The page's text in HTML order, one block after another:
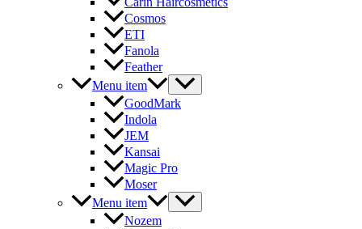
Cosmos
ETI
Fanola
Feather
Menu item
GoodMark
Indola
JEM
Kansai
Magic Pro
Moser
Menu item
Nozem